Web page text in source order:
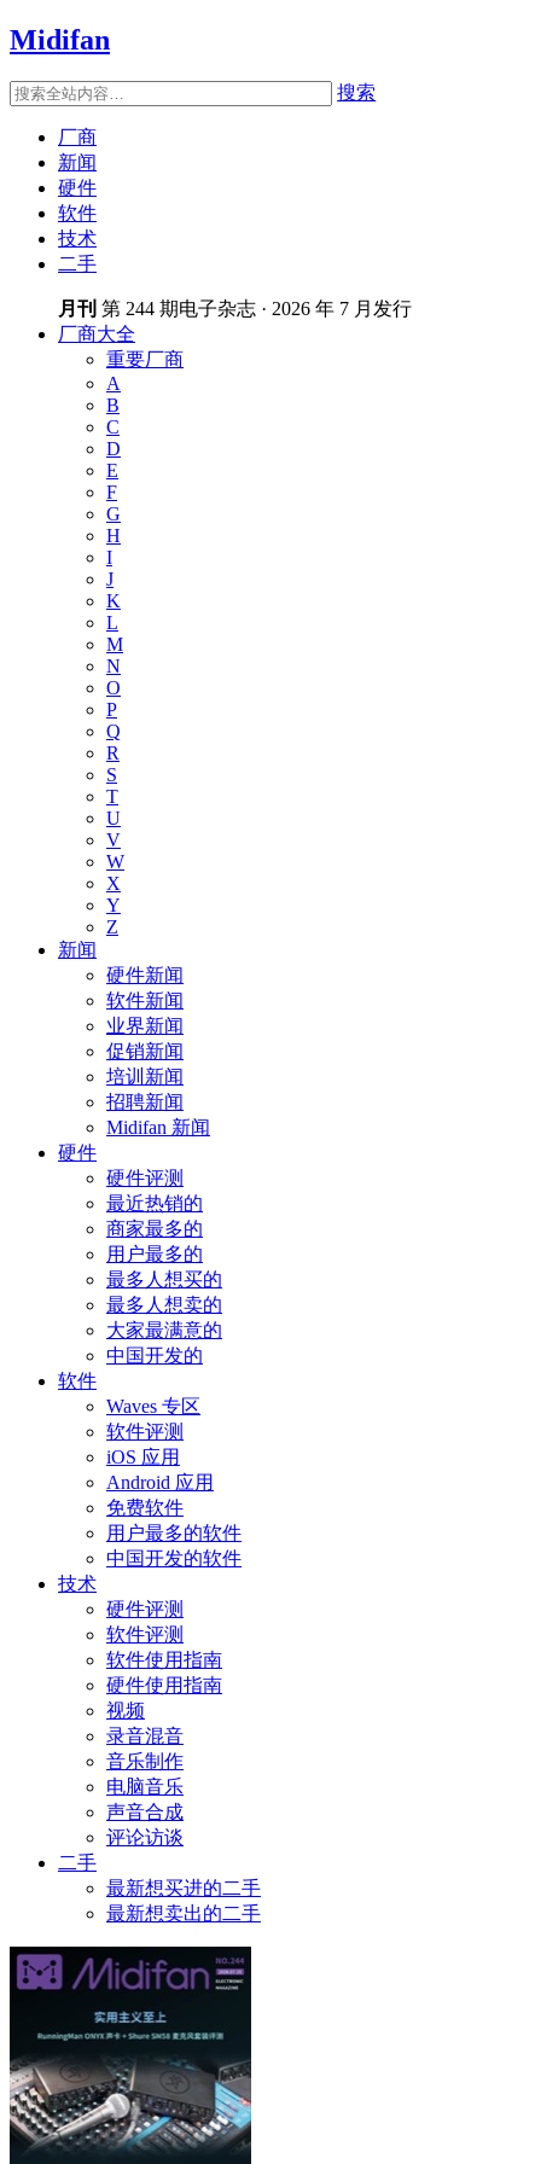
Midifan
搜索
厂商
新闻
硬件
软件
技术
二手
月刊 第 244 期电子杂志 · 2026 年 7 月发行
厂商大全
重要厂商
A
B
C
D
E
F
G
H
I
J
K
L
M
N
O
P
Q
R
S
T
U
V
W
X
Y
Z
新闻
硬件新闻
软件新闻
业界新闻
促销新闻
培训新闻
招聘新闻
Midifan 新闻
硬件
硬件评测
最近热销的
商家最多的
用户最多的
最多人想买的
最多人想卖的
大家最满意的
中国开发的
软件
Waves 专区
软件评测
iOS 应用
Android 应用
免费软件
用户最多的软件
中国开发的软件
技术
硬件评测
软件评测
软件使用指南
硬件使用指南
视频
录音混音
音乐制作
电脑音乐
声音合成
评论访谈
二手
最新想买进的二手
最新想卖出的二手